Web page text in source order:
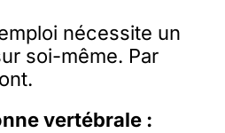
nécessite un
soi-même. Par
vertébrale :